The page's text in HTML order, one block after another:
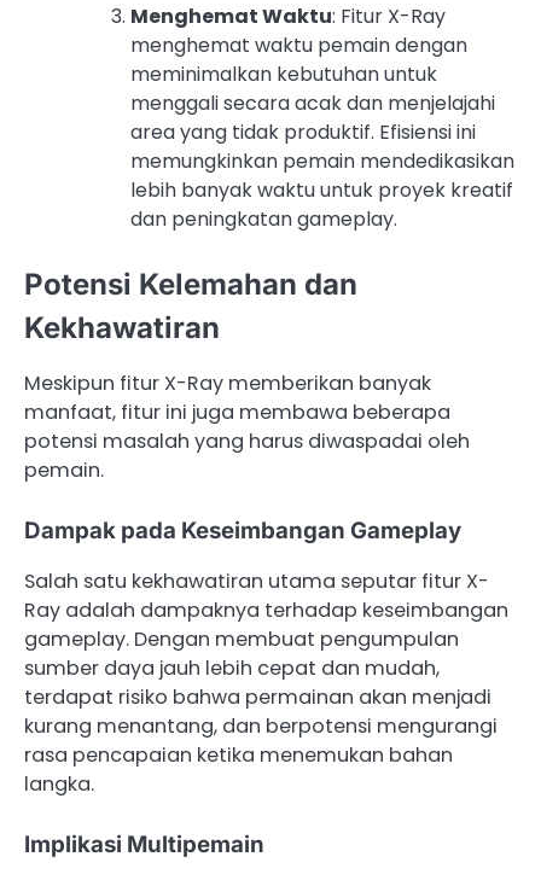
Menghemat Waktu: Fitur X-Ray
menghemat waktu pemain dengan
meminimalkan kebutuhan untuk
menggali secara acak dan menjelajahi
area yang tidak produktif. Efisiensi ini
memungkinkan pemain mendedikasikan
lebih banyak waktu untuk proyek kreatif
dan peningkatan gameplay.
Potensi Kelemahan dan
Kekhawatiran
Meskipun fitur X-Ray memberikan banyak
manfaat, fitur ini juga membawa beberapa
potensi masalah yang harus diwaspadai oleh
pemain.
Dampak pada Keseimbangan Gameplay
Salah satu kekhawatiran utama seputar fitur X-
Ray adalah dampaknya terhadap keseimbangan
gameplay. Dengan membuat pengumpulan
sumber daya jauh lebih cepat dan mudah,
terdapat risiko bahwa permainan akan menjadi
kurang menantang, dan berpotensi mengurangi
rasa pencapaian ketika menemukan bahan
langka.
Implikasi Multipemain